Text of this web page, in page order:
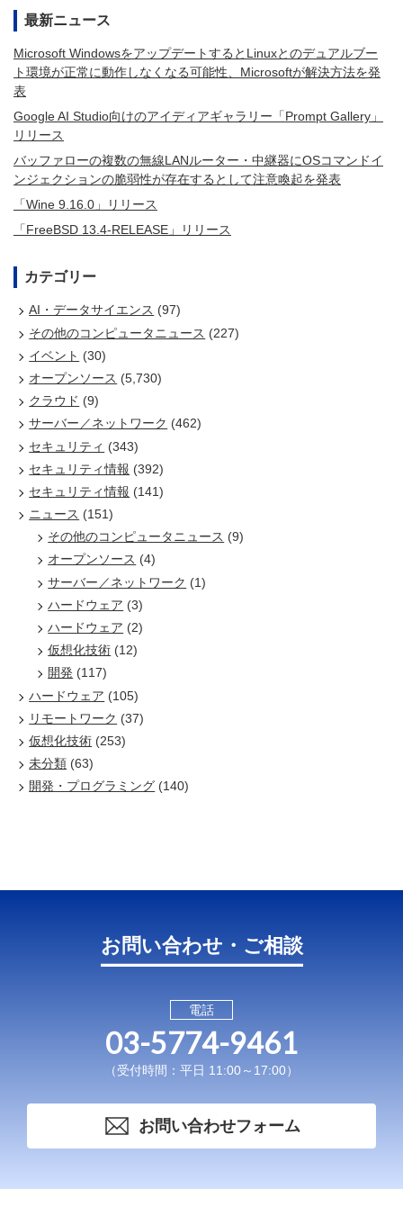
最新ニュース
Microsoft WindowsをアップデートするとLinuxとのデュアルブー
ト環境が正常に動作しなくなる可能性、Microsoftが解決方法を発
表
Google AI Studio向けのアイディアギャラリー「Prompt Gallery」
リリース
バッファローの複数の無線LANルーター・中継器にOSコマンドイ
ンジェクションの脆弱性が存在するとして注意喚起を発表
「Wine 9.16.0」リリース
「FreeBSD 13.4-RELEASE」リリース
カテゴリー
AI・データサイエンス (97)
その他のコンピュータニュース (227)
イベント (30)
オープンソース (5,730)
クラウド (9)
サーバー／ネットワーク (462)
セキュリティ (343)
セキュリティ情報 (392)
セキュリティ情報 (141)
ニュース (151)
その他のコンピュータニュース (9)
オープンソース (4)
サーバー／ネットワーク (1)
ハードウェア (3)
ハードウェア (2)
仮想化技術 (12)
開発 (117)
ハードウェア (105)
リモートワーク (37)
仮想化技術 (253)
未分類 (63)
開発・プログラミング (140)
お問い合わせ・ご相談
電話
03-5774-9461
（受付時間：平日 11:00～17:00）
お問い合わせフォーム